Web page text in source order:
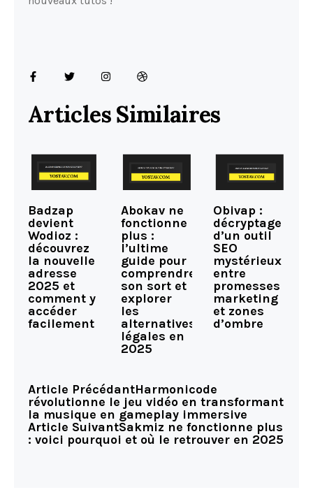
Articles Similaires
Badzap
devient
Wodioz :
découvrez
la nouvelle
adresse
2025 et
comment y
accéder
facilement
Abokav ne
fonctionne
plus :
l’ultime
guide pour
comprendre
son sort et
explorer
les
alternatives
légales en
2025
Obivap :
décryptage
d’un outil
SEO
mystérieux
entre
promesses
marketing
et zones
d’ombre
Article PrécédantHarmonicode
révolutionne le jeu vidéo en transformant
la musique en gameplay immersive
Article SuivantSakmiz ne fonctionne plus
: voici pourquoi et où le retrouver en 2025